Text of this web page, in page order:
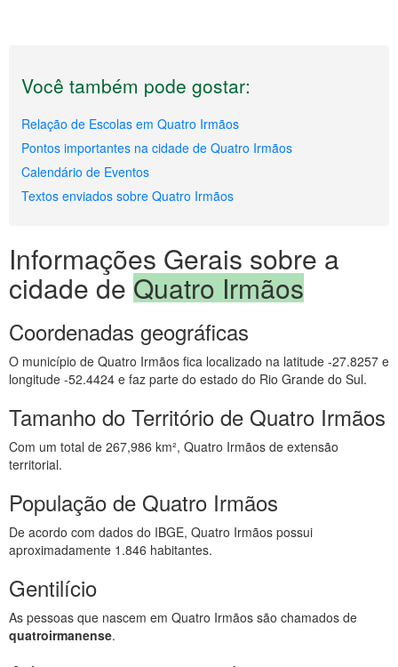
Você também pode gostar:
Relação de Escolas em Quatro Irmãos
Pontos importantes na cidade de Quatro Irmãos
Calendário de Eventos
Textos enviados sobre Quatro Irmãos
Informações Gerais sobre a
cidade de Quatro Irmãos
Coordenadas geográficas
O município de Quatro Irmãos fica localizado na latitude -27.8257 e
longitude -52.4424 e faz parte do estado do Rio Grande do Sul.
Tamanho do Território de Quatro Irmãos
Com um total de 267,986 km², Quatro Irmãos de extensão
territorial.
População de Quatro Irmãos
De acordo com dados do IBGE, Quatro Irmãos possui
aproximadamente 1.846 habitantes.
Gentilício
As pessoas que nascem em Quatro Irmãos são chamados de
quatroirmanense.